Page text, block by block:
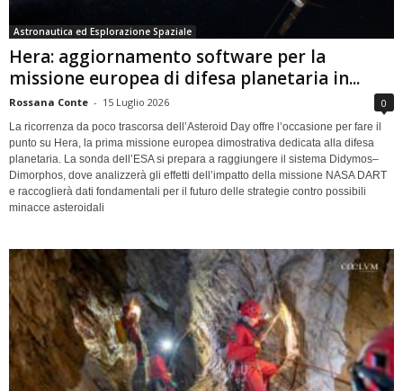
Astronautica ed Esplorazione Spaziale
Hera: aggiornamento software per la
missione europea di difesa planetaria in...
Rossana Conte - 15 Luglio 2026 0
La ricorrenza da poco trascorsa dell’Asteroid Day offre l’occasione per fare il
punto su Hera, la prima missione europea dimostrativa dedicata alla difesa
planetaria. La sonda dell’ESA si prepara a raggiungere il sistema Didymos–
Dimorphos, dove analizzerà gli effetti dell’impatto della missione NASA DART
e raccoglierà dati fondamentali per il futuro delle strategie contro possibili
minacce asteroidali